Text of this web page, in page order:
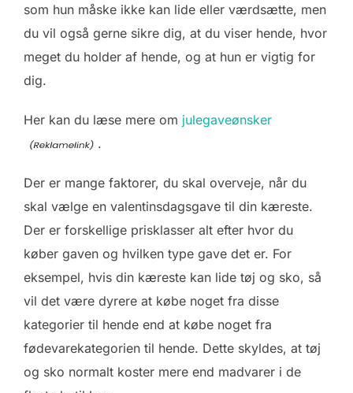
som hun måske ikke kan lide eller værdsætte, men
du vil også gerne sikre dig, at du viser hende, hvor
meget du holder af hende, og at hun er vigtig for
dig.
Her kan du læse mere om julegaveønsker
.
Der er mange faktorer, du skal overveje, når du
skal vælge en valentinsdagsgave til din kæreste.
Der er forskellige prisklasser alt efter hvor du
køber gaven og hvilken type gave det er. For
eksempel, hvis din kæreste kan lide tøj og sko, så
vil det være dyrere at købe noget fra disse
kategorier til hende end at købe noget fra
fødevarekategorien til hende. Dette skyldes, at tøj
og sko normalt koster mere end madvarer i de